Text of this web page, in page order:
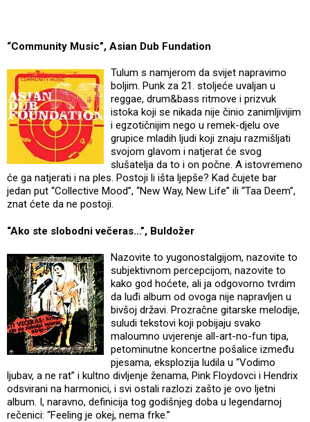
“Community Music”, Asian Dub Fundation
Tulum s namjerom da svijet napravimo
boljim. Punk za 21. stoljeće uvaljan u
reggae, drum&bass ritmove i prizvuk
istoka koji se nikada nije činio zanimljivijim
i egzotičnijim nego u remek-djelu ove
grupice mladih ljudi koji znaju razmišljati
svojom glavom i natjerat će svog
slušatelja da to i on počne. A istovremeno
će ga natjerati i na ples. Postoji li išta ljepše? Kad čujete bar
jedan put “Collective Mood”, “New Way, New Life” ili “Taa Deem”,
znat ćete da ne postoji.
“Ako ste slobodni večeras…”, Buldožer
Nazovite to yugonostalgijom, nazovite to
subjektivnom percepcijom, nazovite to
kako god hoćete, ali ja odgovorno tvrdim
da luđi album od ovoga nije napravljen u
bivšoj državi. Prozračne gitarske melodije,
suludi tekstovi koji pobijaju svako
maloumno uvjerenje all-art-no-fun tipa,
petominutne koncertne pošalice između
pjesama, eksplozija ludila u “Vodimo
ljubav, a ne rat” i kultno divljenje ženama, Pink Floydovci i Hendrix
odsvirani na harmonici, i svi ostali razlozi zašto je ovo ljetni
album. I, naravno, definicija tog godišnjeg doba u legendarnoj
rečenici: “Feeling je okej, nema frke.”